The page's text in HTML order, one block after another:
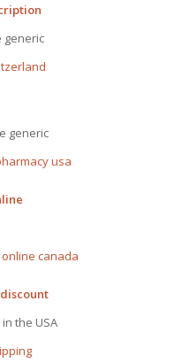
generic
generic
usa
canada
the USA